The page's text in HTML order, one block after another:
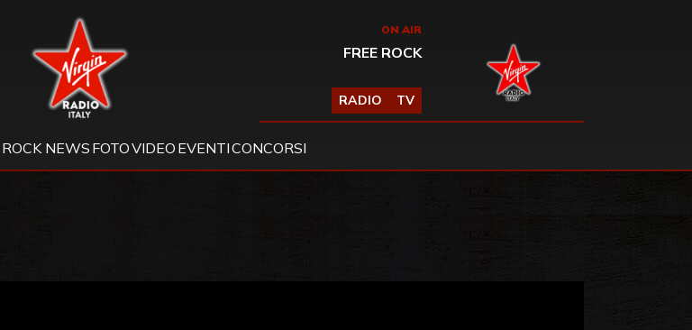
Virgin Radio ON AIR
FREE ROCK
RADIO TV
ROCK NEWS FOTOVIDEO EVENTICONCORSI